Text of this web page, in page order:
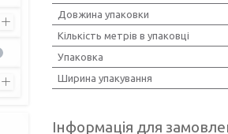
Довжина упаковки
Кількість метрів в упаковці
Упаковка
Ширина упакування
Інформація для